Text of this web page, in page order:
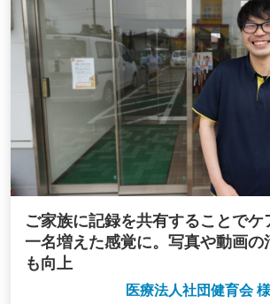
ご家族に記録を共有することでケ
一名増えた感覚に。写真や動画の
も向上
医療法人社団健育会 様